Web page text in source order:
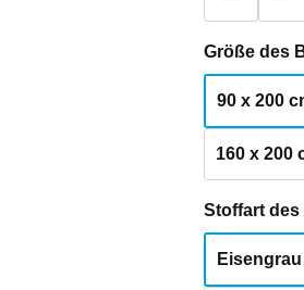
Größe des
90 x 200
160 x 200
Stoffart